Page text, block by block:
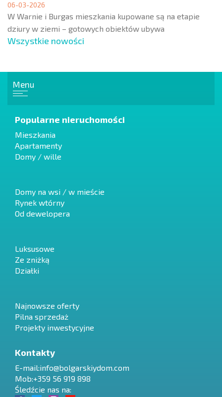
06-03-2026
W Warnie i Burgas mieszkania kupowane są na etapie
dziury w ziemi – gotowych obiektów ubywa
Wszystkie nowości
Menu
Popularne nieruchomości
Mieszkania
Apartamenty
Domy / wille
Domy na wsi / w mieście
Rynek wtórny
Od dewelopera
Luksusowe
Ze zniżką
Działki
Najnowsze oferty
Pilna sprzedaż
Projekty inwestycyjne
Kontakty
E-mail:info@bolgarskiydom.com
Mob:+359 56 919 898
Śledźcie nas na: